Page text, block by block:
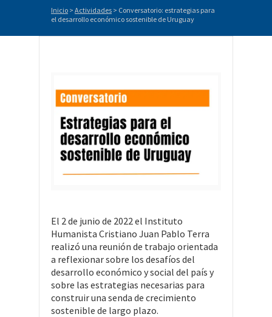
Inicio > Actividades > Conversatorio: estrategias para
el desarrollo económico sostenible de Uruguay
El 2 de junio de 2022 el Instituto
Humanista Cristiano Juan Pablo Terra
realizó una reunión de trabajo orientada
a reflexionar sobre los desafíos del
desarrollo económico y social del país y
sobre las estrategias necesarias para
construir una senda de crecimiento
sostenible de largo plazo.